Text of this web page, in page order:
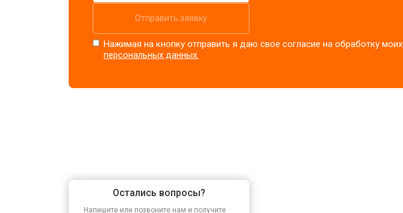
Отправить заявку
Нажимая на кнопку отправить я даю свое согласие на обработку моих
персональных данных.
Остались вопросы?
Напишите или позвоните нам и получите